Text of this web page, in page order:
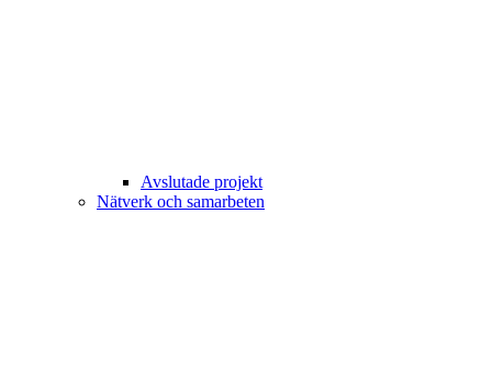
Avslutade projekt
Nätverk och samarbeten